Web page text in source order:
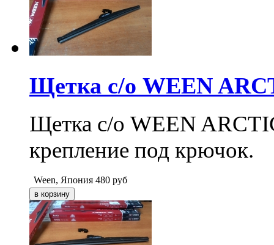
Щетка с/о WEEN
Щетка с/о WEEN
крепление под крючок.
Ween, Япония 480 руб